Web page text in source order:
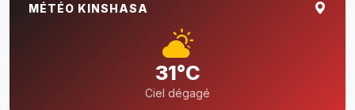
MÉTÉO KINSHASA
31°C
Ciel dégagé